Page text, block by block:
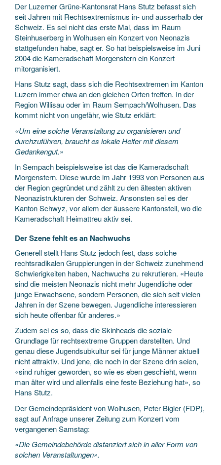
Der Luzerner Grüne-Kantonsrat Hans Stutz befasst sich
seit Jahren mit Rechtsextremismus in- und ausserhalb der
Schweiz. Es sei nicht das erste Mal, dass im Raum
Steinhuserberg in Wolhusen ein Konzert von Neonazis
stattgefunden habe, sagt er. So hat beispielsweise im Juni
2004 die Kameradschaft Morgenstern ein Konzert
mitorganisiert.
Hans Stutz sagt, dass sich die Rechtsextremen im Kanton
Luzern immer etwa an den gleichen Orten treffen. In der
Region Willisau oder im Raum Sempach/Wolhusen. Das
kommt nicht von ungefähr, wie Stutz erklärt:
«Um eine solche Veranstaltung zu organisieren und
durchzuführen, braucht es lokale Helfer mit diesem
Gedankengut.»
In Sempach beispielsweise ist das die Kameradschaft
Morgenstern. Diese wurde im Jahr 1993 von Personen aus
der Region gegründet und zählt zu den ältesten aktiven
Neonazistrukturen der Schweiz. Ansonsten sei es der
Kanton Schwyz, vor allem der äussere Kantonsteil, wo die
Kameradschaft Heimattreu aktiv sei.
Der Szene fehlt es an Nachwuchs
Generell stellt Hans Stutz jedoch fest, dass solche
rechtsradikalen Gruppierungen in der Schweiz zunehmend
Schwierigkeiten haben, Nachwuchs zu rekrutieren. «Heute
sind die meisten Neonazis nicht mehr Jugendliche oder
junge Erwachsene, sondern Personen, die sich seit vielen
Jahren in der Szene bewegen. Jugendliche interessieren
sich heute offenbar für anderes.»
Zudem sei es so, dass die Skinheads die soziale
Grundlage für rechtsextreme Gruppen darstellten. Und
genau diese Jugendsubkultur sei für junge Männer aktuell
nicht attraktiv. Und jene, die noch in der Szene drin seien,
«sind ruhiger geworden, so wie es eben geschieht, wenn
man älter wird und allenfalls eine feste Beziehung hat», so
Hans Stutz.
Der Gemeindepräsident von Wolhusen, Peter Bigler (FDP),
sagt auf Anfrage unserer Zeitung zum Konzert vom
vergangenen Samstag:
«Die Gemeindebehörde distanziert sich in aller Form von
solchen Veranstaltungen».